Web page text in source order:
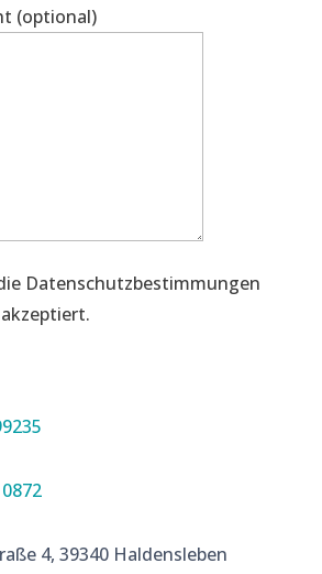
(optional)
Datenschutzbestimmungen
4, 39340 Haldensleben